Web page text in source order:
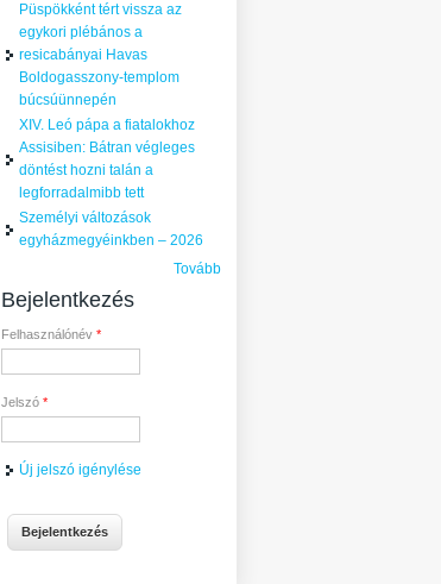
Püspökként tért vissza az
egykori plébános a
resicabányai Havas
Boldogasszony-templom
búcsúünnepén
XIV. Leó pápa a fiatalokhoz
Assisiben: Bátran végleges
döntést hozni talán a
legforradalmibb tett
Személyi változások
egyházmegyéinkben – 2026
Tovább
Bejelentkezés
Felhasználónév *
Jelszó *
Új jelszó igénylése